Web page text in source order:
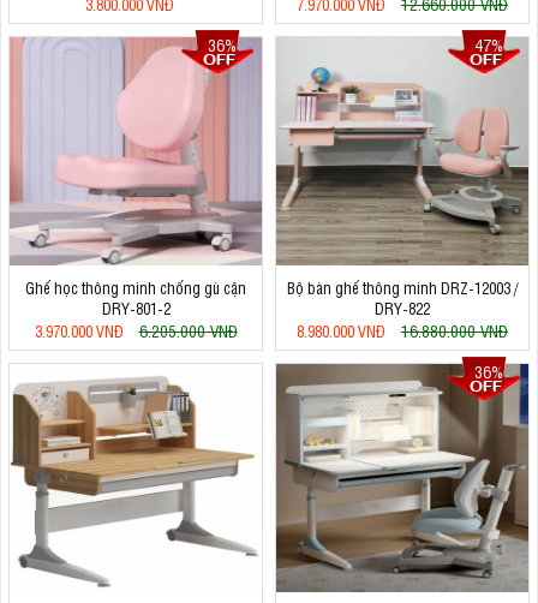
3.800.000 VNĐ
7.970.000 VNĐ
36%
Ghế học thông minh chống gù cận
DRY-801-2
3.970.000 VNĐ
6.205.000 VNĐ
47%
Bộ bàn ghế thông minh DRZ-12003 /
DRY-822
8.980.000 VNĐ
16.880.000 VNĐ
36%